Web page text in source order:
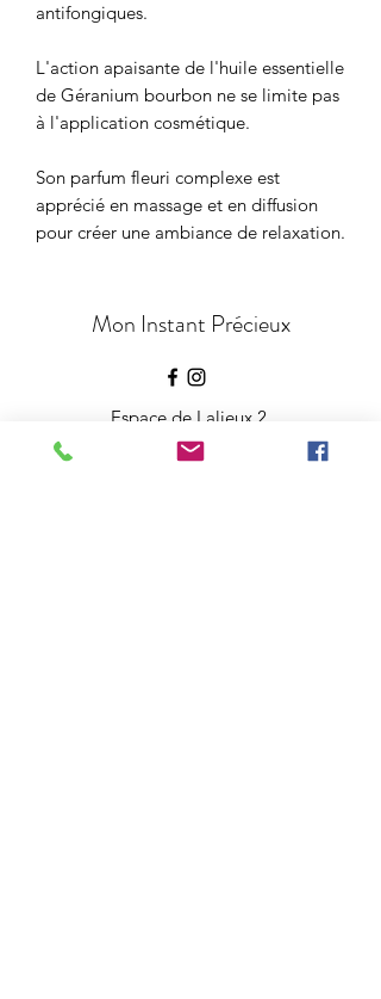
antifongiques.
L'action apaisante de l'huile essentielle
de Géranium bourbon ne se limite pas
à l'application cosmétique.
Son parfum fleuri complexe est
apprécié en massage et en diffusion
pour créer une ambiance de relaxation.
Mon Instant Précieux
Espace de Lalieux 2,
1400 Nivelles